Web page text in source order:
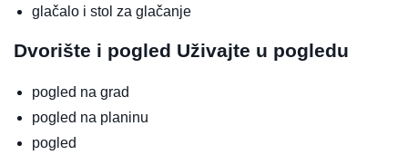
glačalo i stol za glačanje
Dvorište i pogled Uživajte u pogledu
pogled na grad
pogled na planinu
pogled